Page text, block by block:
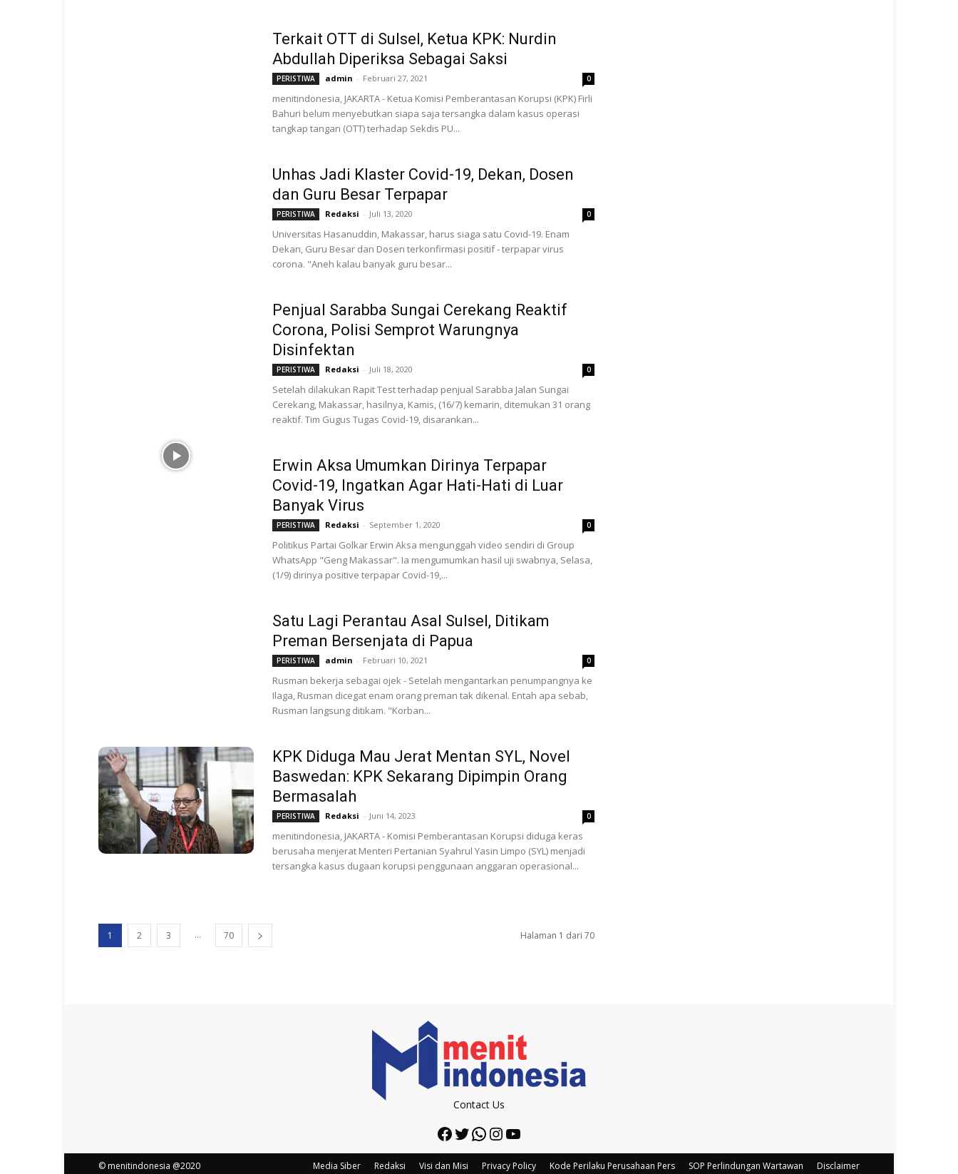
Terkait OTT di Sulsel, Ketua KPK: Nurdin
Abdullah Diperiksa Sebagai Saksi
PERISTIWA admin - Februari 27, 2021 0
menitindonesia, JAKARTA - Ketua Komisi Pemberantasan Korupsi (KPK) Firli
Bahuri belum menyebutkan siapa saja tersangka dalam kasus operasi
tangkap tangan (OTT) terhadap Sekdis PU...
Unhas Jadi Klaster Covid-19, Dekan, Dosen
dan Guru Besar Terpapar
PERISTIWA Redaksi - Juli 13, 2020 0
Universitas Hasanuddin, Makassar, harus siaga satu Covid-19. Enam
Dekan, Guru Besar dan Dosen terkonfirmasi positif - terpapar virus
corona. "Aneh kalau banyak guru besar...
Penjual Sarabba Sungai Cerekang Reaktif
Corona, Polisi Semprot Warungnya
Disinfektan
PERISTIWA Redaksi - Juli 18, 2020 0
Setelah dilakukan Rapit Test terhadap penjual Sarabba Jalan Sungai
Cerekang, Makassar, hasilnya, Kamis, (16/7) kemarin, ditemukan 31 orang
reaktif. Tim Gugus Tugas Covid-19, disarankan...
Erwin Aksa Umumkan Dirinya Terpapar
Covid-19, Ingatkan Agar Hati-Hati di Luar
Banyak Virus
PERISTIWA Redaksi - September 1, 2020 0
Politikus Partai Golkar Erwin Aksa mengunggah video sendiri di Group
WhatsApp "Geng Makassar". Ia mengumumkan hasil uji swabnya, Selasa,
(1/9) dirinya positive terpapar Covid-19,...
Satu Lagi Perantau Asal Sulsel, Ditikam
Preman Bersenjata di Papua
PERISTIWA admin - Februari 10, 2021 0
Rusman bekerja sebagai ojek - Setelah mengantarkan penumpangnya ke
Ilaga, Rusman dicegat enam orang preman tak dikenal. Entah apa sebab,
Rusman langsung ditikam. "Korban...
KPK Diduga Mau Jerat Mentan SYL, Novel
Baswedan: KPK Sekarang Dipimpin Orang
Bermasalah
PERISTIWA Redaksi - Juni 14, 2023 0
menitindonesia, JAKARTA - Komisi Pemberantasan Korupsi diduga keras
berusaha menjerat Menteri Pertanian Syahrul Yasin Limpo (SYL) menjadi
tersangka kasus dugaan korupsi penggunaan anggaran operasional...
1 2 3 ... 70 Halaman 1 dari 70
Contact Us
Facebook
Twitter
WhatsApp
Instagram
YouTube
Media Siber Redaksi Visi dan Misi Privacy Policy Kode Perilaku Perusahaan Pers SOP Perlindungan Wartawan Disclaimer
© menitindonesia @2020